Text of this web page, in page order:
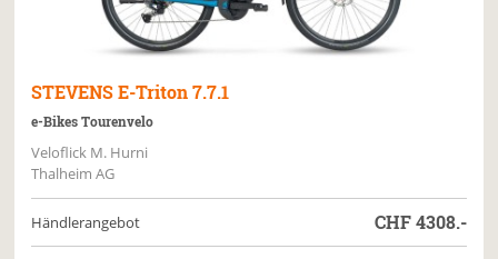
STEVENS E-Triton 7.7.1
e-Bikes Tourenvelo
Veloflick M. Hurni
Thalheim AG
Händlerangebot CHF4308.-